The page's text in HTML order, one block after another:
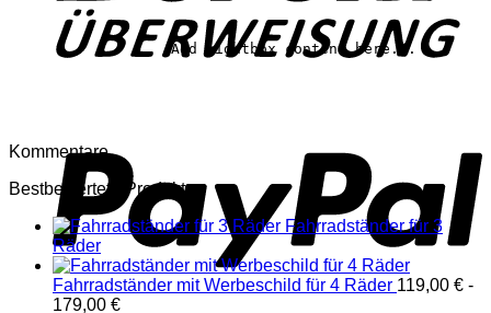
		Add lightbox content here...
Kommentare
Bestbewertete Produkte
Fahrradständer für 3
Räder
Fahrradständer mit Werbeschild für 4 Räder 119,00 € -
179,00 €